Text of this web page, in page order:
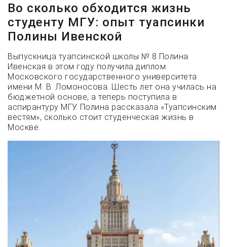
Во сколько обходится жизнь
студенту МГУ: опыт туапсинки
Полины Ивенской
Выпускница туапсинской школы № 8 Полина
Ивенская в этом году получила диплом
Московского государственного университета
имени М. В. Ломоносова. Шесть лет она училась на
бюджетной основе, а теперь поступила в
аспирантуру МГУ. Полина рассказала «Туапсинским
вестям», сколько стоит студенческая жизнь в
Москве.